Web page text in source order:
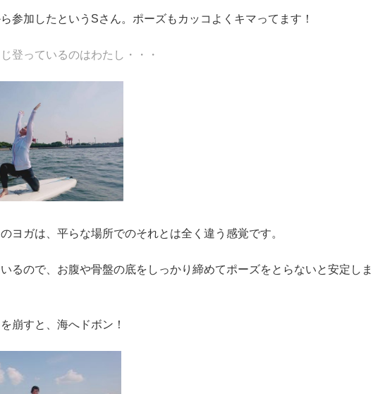
参加したというSさん。ポーズもカッコよくキマってます！
登っているのはわたし・・・
ヨガは、平らな場所でのそれとは全く違う感覚です。
るので、お腹や骨盤の底をしっかり締めてポーズをとらないと安定しま
崩すと、海へドボン！